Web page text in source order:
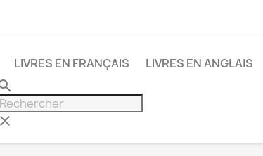
LIVRES EN FRANÇAIS LIVRES EN ANGLAIS
clear